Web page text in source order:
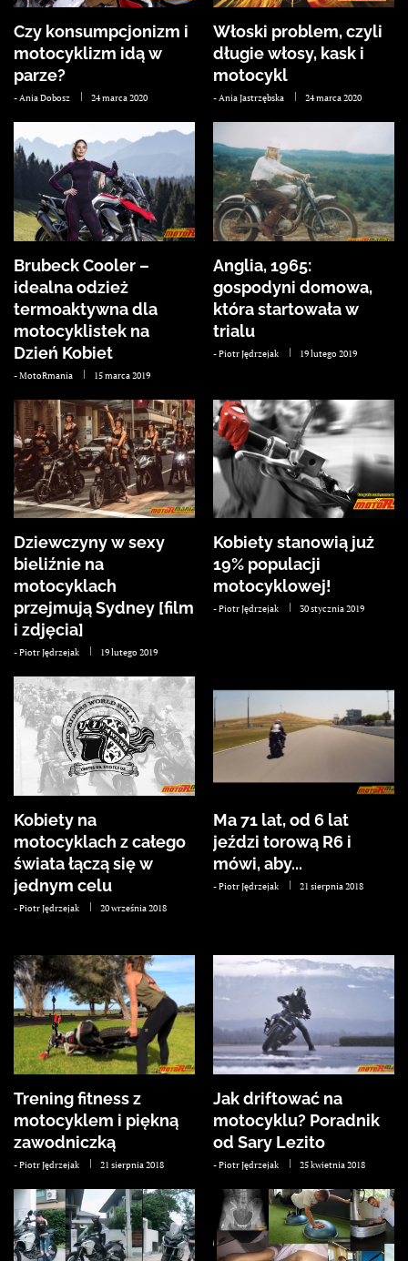
Czy konsumpcjonizm i
motocyklizm idą w
parze?
-Ania Dobosz 24 marca 2020
Włoski problem, czyli
długie włosy, kask i
motocykl
-Ania Jastrzębska 24 marca 2020
Brubeck Cooler –
idealna odzież
termoaktywna dla
motocyklistek na
Dzień Kobiet
-MotoRmania 15 marca 2019
Anglia, 1965:
gospodyni domowa,
która startowała w
trialu
-Piotr Jędrzejak 19 lutego 2019
Dziewczyny w sexy
bieliźnie na
motocyklach
przejmują Sydney [film
i zdjęcia]
-Piotr Jędrzejak 19 lutego 2019
Kobiety stanowią już
19% populacji
motocyklowej!
-Piotr Jędrzejak 30 stycznia 2019
Kobiety na
motocyklach z całego
świata łączą się w
jednym celu
-Piotr Jędrzejak 20 września 2018
Ma 71 lat, od 6 lat
jeździ torową R6 i
mówi, aby...
-Piotr Jędrzejak 21 sierpnia 2018
Trening fitness z
motocyklem i piękną
zawodniczką
-Piotr Jędrzejak 21 sierpnia 2018
Jak driftować na
motocyklu? Poradnik
od Sary Lezito
-Piotr Jędrzejak 25 kwietnia 2018